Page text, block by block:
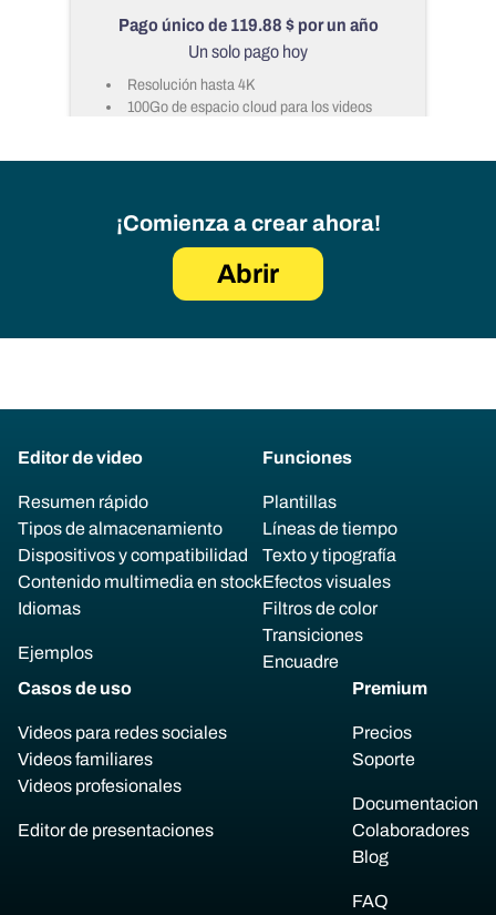
¡Comienza a crear ahora!
Abrir
Editor de video
Resumen rápido
Tipos de almacenamiento
Dispositivos y compatibilidad
Contenido multimedia en stock
Idiomas
Ejemplos
Funciones
Plantillas
Líneas de tiempo
Texto y tipografía
Efectos visuales
Filtros de color
Transiciones
Encuadre
Casos de uso
Videos para redes sociales
Videos familiares
Videos profesionales
Editor de presentaciones
Premium
Precios
Soporte
Documentacion
Colaboradores
Blog
FAQ